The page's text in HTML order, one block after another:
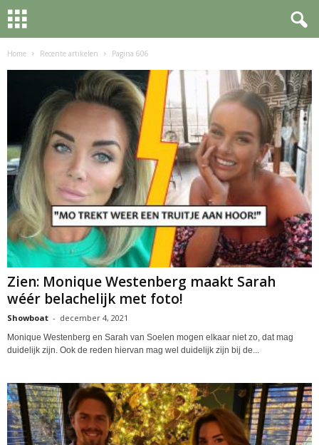
Home Recente artikelen Pagina 606
Zien: Monique Westenberg maakt Sarah
wéér belachelijk met foto!
Showboat - december 4, 2021
Monique Westenberg en Sarah van Soelen mogen elkaar niet zo, dat mag
duidelijk zijn. Ook de reden hiervan mag wel duidelijk zijn bij de...